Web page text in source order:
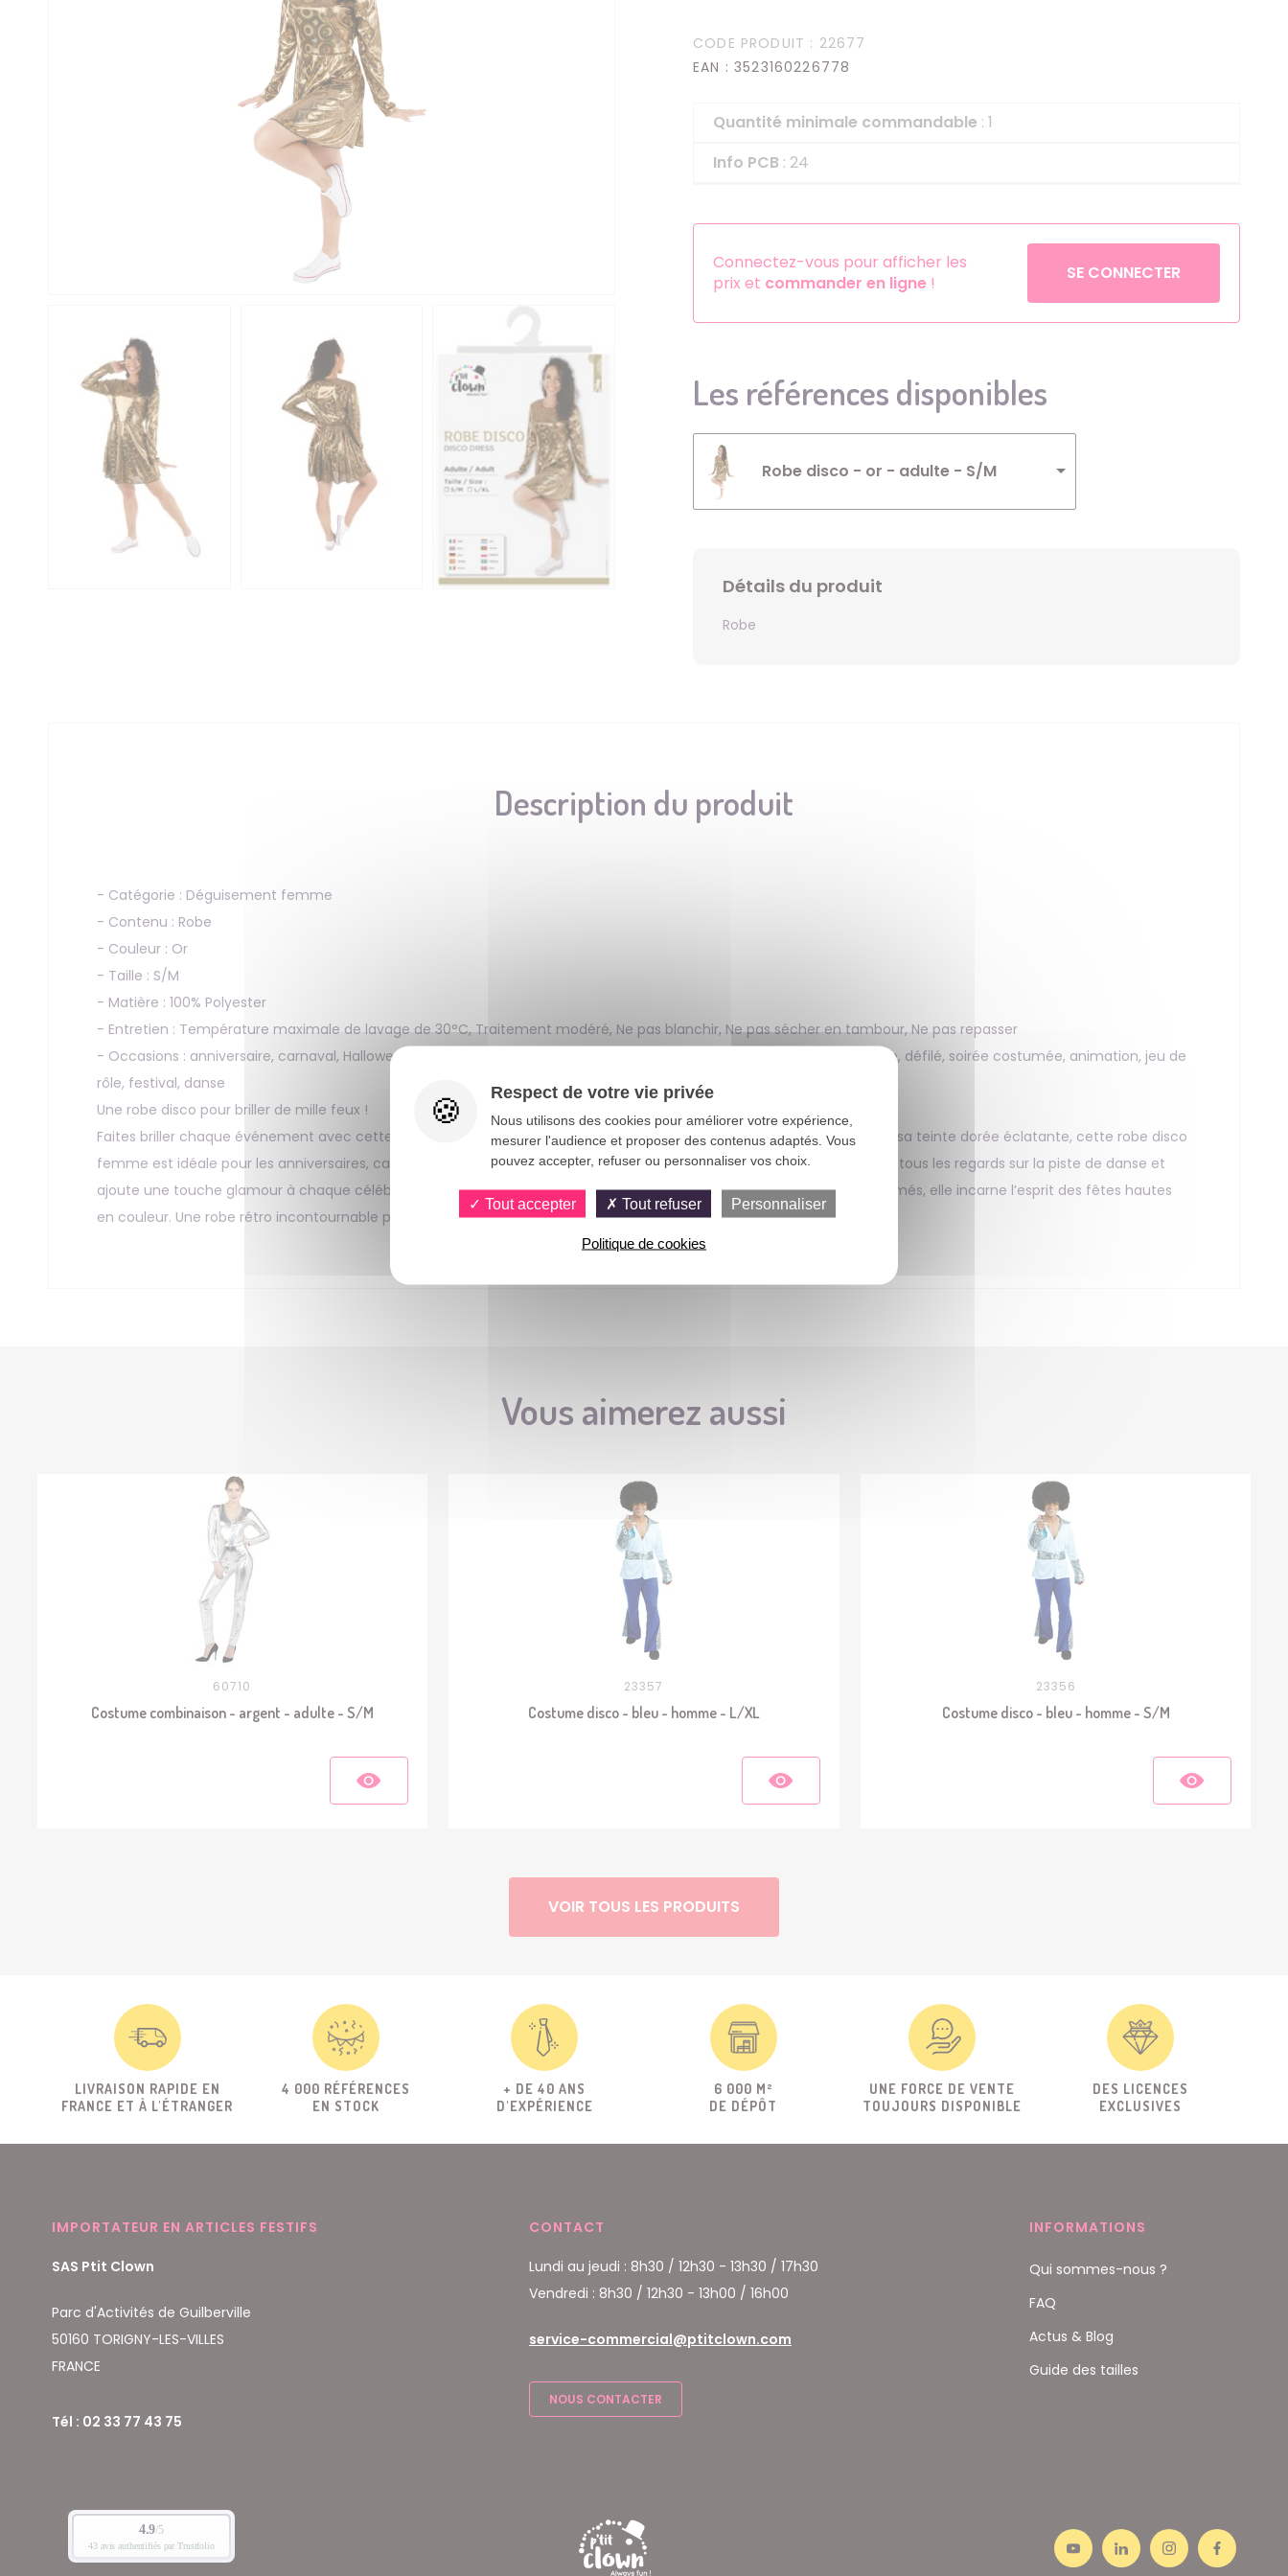
Sets d'accessoires
Petronix Defenders
Pokémon
Robin des Bois
CODE PRODUIT : 22677
EAN : 3523160226778
Quantité minimale commandable : 1
Info PCB : 24
Connectez-vous pour afficher les
prix et commander en ligne ! SE CONNECTER
Les références disponibles
Robe disco - or - adulte - S/M
Détails du produit
Robe
Description du produit
- Catégorie : Déguisement femme
- Contenu : Robe
- Couleur : Or
- Taille : S/M
- Matière : 100% Polyester
- Entretien : Température maximale de lavage de 30°C, Traitement modéré, Ne pas blanchir, Ne pas sécher en tambour, Ne pas repasser
- Occasions : anniversaire, carnaval, Halloween, Noël, cosplay, fête costumée, fête à thème, spectacle, théâtre, parade, défilé, soirée costumée, animation, jeu de
rôle, festival, danse
Une robe disco pour briller de mille feux !
Faites briller chaque événement avec cette robe disco, l’essence même du style rétro et festif. Avec sa coupe chic et sa teinte dorée éclatante, cette robe disco
femme est idéale pour les anniversaires, carnavals, soirées à thème ou spectacles. Véritable robe disco chic, elle attire tous les regards sur la piste de danse et
ajoute une touche glamour à chaque célébration. Parfaite pour les déguisements disco, le théâtre ou les défilés costumés, elle incarne l’esprit des fêtes hautes
en couleur. Une robe rétro incontournable pour revivre l’énergie des années 70, 80 avec éclat.
Vous aimerez aussi
60710
Costume combinaison - argent - adulte - S/M
23357
Costume disco - bleu - homme - L/XL
23356
Costume disco - bleu - homme - S/M
VOIR TOUS LES PRODUITS
LIVRAISON RAPIDE EN
FRANCE ET À L'ÉTRANGER
4 000 RÉFÉRENCES
EN STOCK
+ DE 40 ANS
D'EXPÉRIENCE
6 000 M²
DE DÉPÔT
UNE FORCE DE VENTE
TOUJOURS DISPONIBLE
DES LICENCES
EXCLUSIVES
IMPORTATEUR EN ARTICLES FESTIFS
SAS Ptit Clown
Parc d'Activités de Guilberville
50160 TORIGNY-LES-VILLES
FRANCE
Tél : 02 33 77 43 75
CONTACT
Lundi au jeudi : 8h30 / 12h30 - 13h30 / 17h30
Vendredi : 8h30 / 12h30 - 13h00 / 16h00
service-commercial@ptitclown.com
NOUS CONTACTER
INFORMATIONS
Qui sommes-nous ?
FAQ
Actus & Blog
Guide des tailles
Respect de votre vie privée
Nous utilisons des cookies pour améliorer votre expérience,
mesurer l'audience et proposer des contenus adaptés. Vous
pouvez accepter, refuser ou personnaliser vos choix.
Tout accepter Tout refuser Personnaliser
Politique de cookies